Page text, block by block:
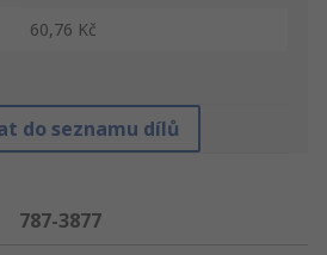
60,76 Kč
do seznamu dílů
787-3877